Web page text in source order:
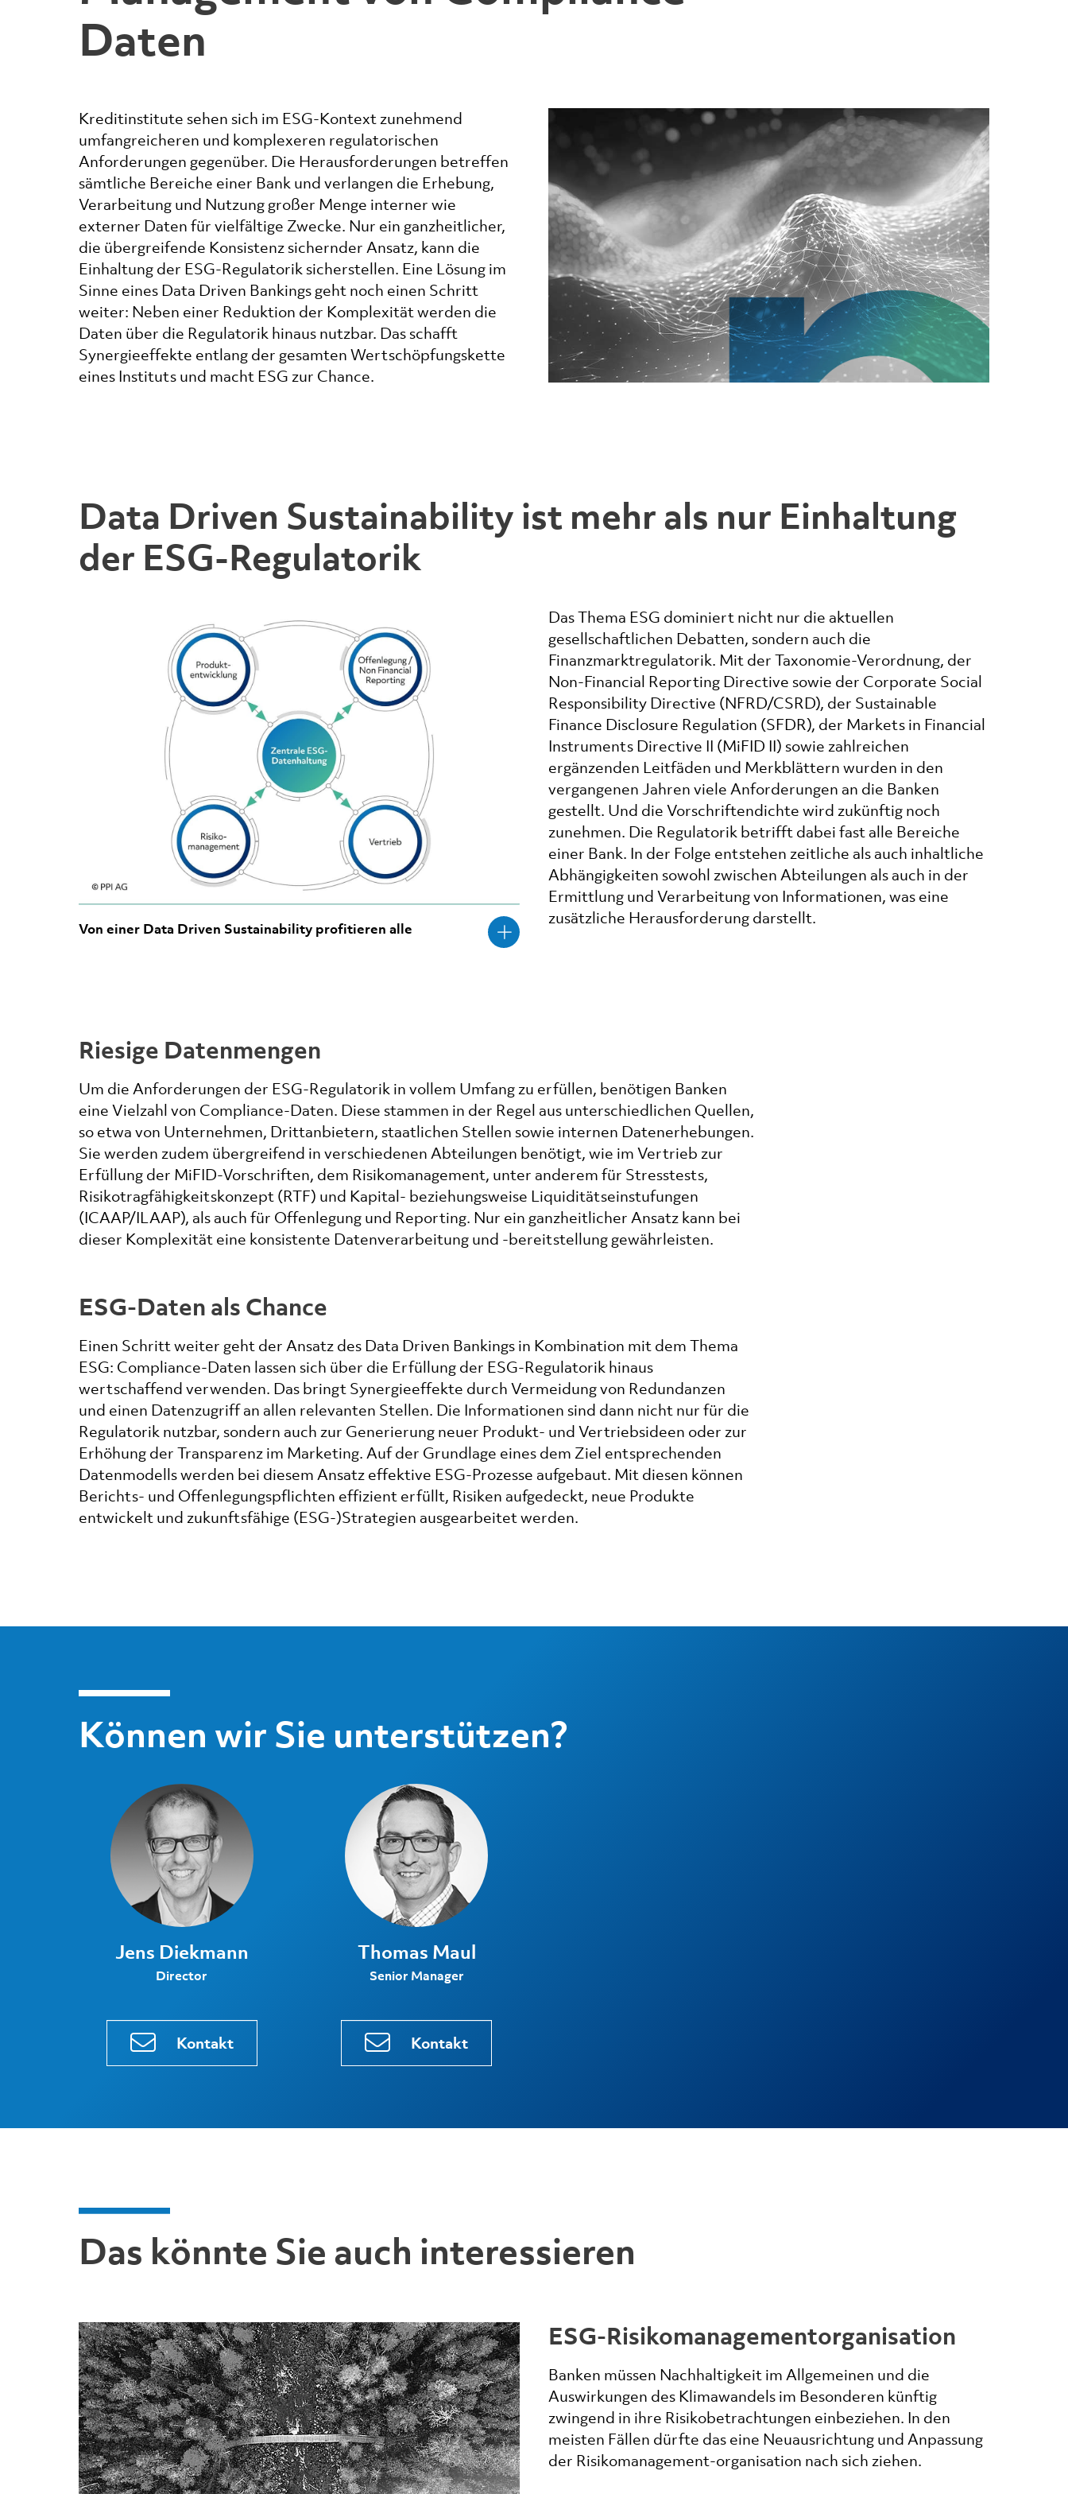
Daten
Kreditinstitute sehen sich im ESG-Kontext zunehmend
umfangreicheren und komplexeren regulatorischen
Anforderungen gegenüber. Die Herausforderungen betreffen
sämtliche Bereiche einer Bank und verlangen die Erhebung,
Verarbeitung und Nutzung großer Menge interner wie
externer Daten für vielfältige Zwecke. Nur ein ganzheitlicher,
die übergreifende Konsistenz sichernder Ansatz, kann die
Einhaltung der ESG-Regulatorik sicherstellen. Eine Lösung im
Sinne eines Data Driven Bankings geht noch einen Schritt
weiter: Neben einer Reduktion der Komplexität werden die
Daten über die Regulatorik hinaus nutzbar. Das schafft
Synergieeffekte entlang der gesamten Wertschöpfungskette
eines Instituts und macht ESG zur Chance.
Data Driven Sustainability ist mehr als nur Einhaltung
der ESG-Regulatorik
Von einer Data Driven Sustainability profitieren alle
Das Thema ESG dominiert nicht nur die aktuellen
gesellschaftlichen Debatten, sondern auch die
Finanzmarktregulatorik. Mit der Taxonomie-Verordnung, der
Non-Financial Reporting Directive sowie der Corporate Social
Responsibility Directive (NFRD/CSRD), der Sustainable
Finance Disclosure Regulation (SFDR), der Markets in Financial
Instruments Directive II (MiFID II) sowie zahlreichen
ergänzenden Leitfäden und Merkblättern wurden in den
vergangenen Jahren viele Anforderungen an die Banken
gestellt. Und die Vorschriftendichte wird zukünftig noch
zunehmen. Die Regulatorik betrifft dabei fast alle Bereiche
einer Bank. In der Folge entstehen zeitliche als auch inhaltliche
Abhängigkeiten sowohl zwischen Abteilungen als auch in der
Ermittlung und Verarbeitung von Informationen, was eine
zusätzliche Herausforderung darstellt.
Riesige Datenmengen
Um die Anforderungen der ESG-Regulatorik in vollem Umfang zu erfüllen, benötigen Banken
eine Vielzahl von Compliance-Daten. Diese stammen in der Regel aus unterschiedlichen Quellen,
so etwa von Unternehmen, Drittanbietern, staatlichen Stellen sowie internen Datenerhebungen.
Sie werden zudem übergreifend in verschiedenen Abteilungen benötigt, wie im Vertrieb zur
Erfüllung der MiFID-Vorschriften, dem Risikomanagement, unter anderem für Stresstests,
Risikotragfähigkeitskonzept (RTF) und Kapital- beziehungsweise Liquiditätseinstufungen
(ICAAP/ILAAP), als auch für Offenlegung und Reporting. Nur ein ganzheitlicher Ansatz kann bei
dieser Komplexität eine konsistente Datenverarbeitung und -bereitstellung gewährleisten.
ESG-Daten als Chance
Einen Schritt weiter geht der Ansatz des Data Driven Bankings in Kombination mit dem Thema
ESG: Compliance-Daten lassen sich über die Erfüllung der ESG-Regulatorik hinaus
wertschaffend verwenden. Das bringt Synergieeffekte durch Vermeidung von Redundanzen
und einen Datenzugriff an allen relevanten Stellen. Die Informationen sind dann nicht nur für die
Regulatorik nutzbar, sondern auch zur Generierung neuer Produkt- und Vertriebsideen oder zur
Erhöhung der Transparenz im Marketing. Auf der Grundlage eines dem Ziel entsprechenden
Datenmodells werden bei diesem Ansatz effektive ESG-Prozesse aufgebaut. Mit diesen können
Berichts- und Offenlegungspflichten effizient erfüllt, Risiken aufgedeckt, neue Produkte
entwickelt und zukunftsfähige (ESG-)Strategien ausgearbeitet werden.
Können wir Sie unterstützen?
Jens Diekmann
Director
Kontakt
Thomas Maul
Senior Manager
Kontakt
Das könnte Sie auch interessieren
ESG-Risikomanagementorganisation
Banken müssen Nachhaltigkeit im Allgemeinen und die
Auswirkungen des Klimawandels im Besonderen künftig
zwingend in ihre Risikobetrachtungen einbeziehen. In den
meisten Fällen dürfte das eine Neuausrichtung und Anpassung
der Risikomanagement-organisation nach sich ziehen.